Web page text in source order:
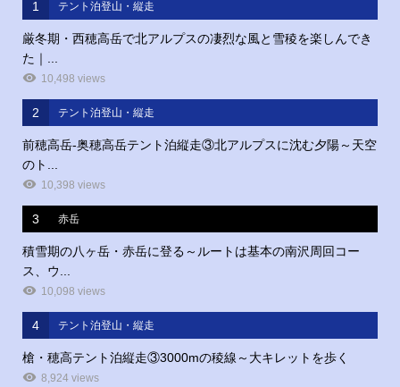
1 テント泊登山・縦走
厳冬期・西穂高岳で北アルプスの凄烈な風と雪稜を楽しんでき
た｜...
10,498 views
2 テント泊登山・縦走
前穂高岳‐奥穂高岳テント泊縦走③北アルプスに沈む夕陽～天空
のト...
10,398 views
3 赤岳
積雪期の八ヶ岳・赤岳に登る～ルートは基本の南沢周回コー
ス、ウ...
10,098 views
4 テント泊登山・縦走
槍・穂高テント泊縦走③3000mの稜線～大キレットを歩く
8,924 views